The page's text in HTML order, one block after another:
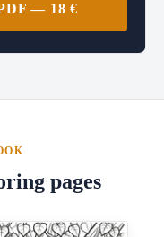
— 18 €
pages